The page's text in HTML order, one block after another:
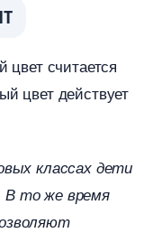
цвет считается
цвет действует
классах дети
то же время